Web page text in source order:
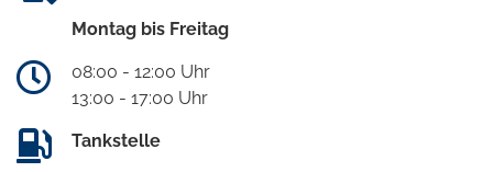
Montag bis Freitag
08:00 - 12:00 Uhr
13:00 - 17:00 Uhr
Tankstelle